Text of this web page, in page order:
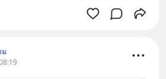
ม